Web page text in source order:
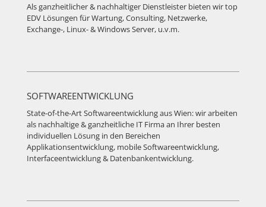
Als ganzheitlicher & nachhaltiger Dienstleister bieten wir top
EDV Lösungen für Wartung, Consulting, Netzwerke,
Exchange-, Linux- & Windows Server, u.v.m.
SOFTWAREENTWICKLUNG
State-of-the-Art Softwareentwicklung aus Wien: wir arbeiten
als nachhaltige & ganzheitliche IT Firma an Ihrer besten
individuellen Lösung in den Bereichen
Applikationsentwicklung, mobile Softwareentwicklung,
Interfaceentwicklung & Datenbankentwicklung.